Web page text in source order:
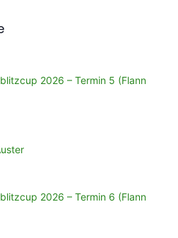
2026 – Termin 5 (Flann
2026 – Termin 6 (Flann